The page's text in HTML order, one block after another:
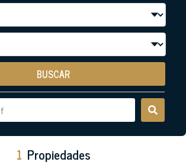
BUSCAR
1 Propiedades